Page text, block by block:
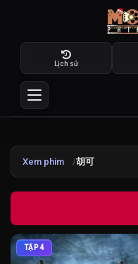
Lịch sử
Xem phim 胡可
TẬP 4